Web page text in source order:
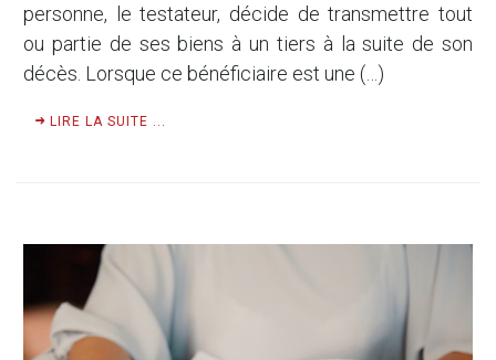
personne, le testateur, décide de transmettre tout
ou partie de ses biens à un tiers à la suite de son
décès. Lorsque ce bénéficiaire est une (…)
LIRE LA SUITE ...